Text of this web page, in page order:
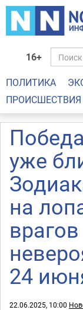
16+
ПОЛИТИКА
ПРОИСШЕСТВИЯ
уже
на
24
22.06.2025, 10:00